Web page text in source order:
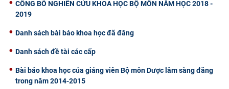
CÔNG BỐ NGHIÊN CỨU KHOA HỌC BỘ MÔN NĂM HỌC 2018 -
2019
Danh sách bài báo khoa học đã đăng
Danh sách đề tài các cấp
Bài báo khoa học của giảng viên Bộ môn Dược lâm sàng đăng
trong năm 2014-2015